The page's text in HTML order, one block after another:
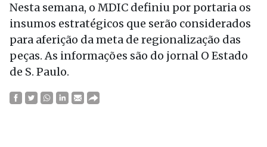
Nesta semana, o MDIC definiu por portaria os
insumos estratégicos que serão considerados
para aferição da meta de regionalização das
peças. As informações são do jornal O Estado
de S. Paulo.